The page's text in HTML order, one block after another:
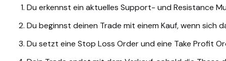
Du erkennst ein aktuelles Support- und Resistance
Du beginnst deinen Trade mit einem Kauf, wenn sich
Du setzt eine Stop Loss Order und eine Take Profit